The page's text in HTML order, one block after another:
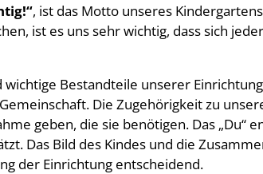
, ist das Motto unseres
ist es uns sehr wichtig, dass sich
Bestandteile unserer
Die Zugehörigkeit zu
geben, die sie benötigen. Das „Du“
Das Bild des Kindes und die
der Einrichtung entscheidend.